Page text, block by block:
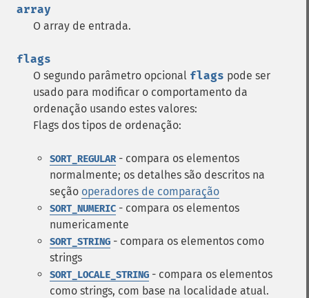
array
O array de entrada.
flags
O segundo parâmetro opcional flags pode ser
usado para modificar o comportamento da
ordenação usando estes valores:
Flags dos tipos de ordenação:
SORT_REGULAR- compara os elementos
normalmente; os detalhes são descritos na
seção operadores de comparação
SORT_NUMERIC - compara os elementos
numericamente
SORT_STRING - compara os elementos como
strings
SORT_LOCALE_STRING - compara os elementos
como strings, com base na localidade atual.